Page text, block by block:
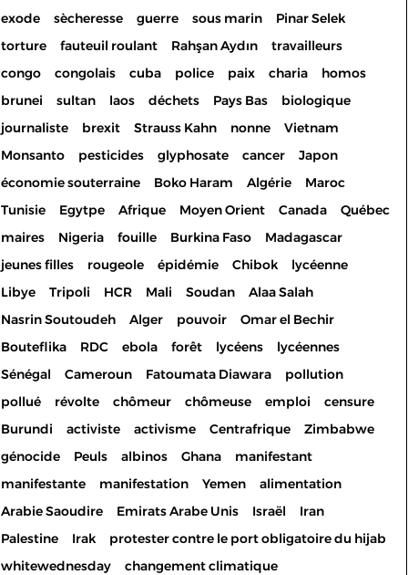
exode
sècheresse guerre sous marin
Pinar Selek
torture
fauteuil roulant Rahşan Aydın
travailleurs
congo
congolais cuba police paix charia
homos
brunei
sultan laos déchets Pays Bas
biologique
journaliste
brexit Strauss Kahn nonne
Vietnam
Monsanto
pesticides glyphosate cancer
Japon
économie souterraine
Boko Haram Algérie
Maroc
Tunisie
Egytpe Afrique Moyen Orient Canada
Québec
maires
Nigeria fouille Burkina Faso
Madagascar
jeunes filles
rougeole épidémie Chibok
lycéenne
Libye
Tripoli HCR Mali Soudan
Alaa Salah
Nasrin Soutoudeh
Alger pouvoir
Omar el Bechir
Bouteflika
RDC ebola forêt lycéens
lycéennes
Sénégal
Cameroun Fatoumata Diawara
pollution
pollué
révolte chômeur chômeuse emploi
censure
Burundi
activiste activisme Centrafrique
Zimbabwe
génocide
Peuls albinos Ghana
manifestant
manifestante
manifestation Yemen
alimentation
Arabie Saoudire
Emirats Arabe Unis Israël
Iran
Palestine
Irak
protester contre le port obligatoire du hijab
whitewednesday
changement climatique